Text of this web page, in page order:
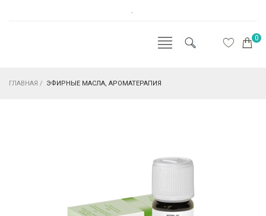
.
0
ГЛАВНАЯ / ЭФИРНЫЕ МАСЛА, АРОМАТЕРАПИЯ